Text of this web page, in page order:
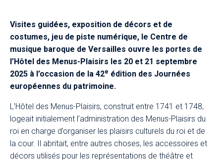
Visites guidées, exposition de décors et de
costumes, jeu de piste numérique, le Centre de
musique baroque de Versailles ouvre les portes de
l’Hôtel des Menus-Plaisirs les 20 et 21 septembre
2025 à l’occasion de la 42e édition des Journées
européennes du patrimoine.​
L’Hôtel des Menus-Plaisirs, construit entre 1741 et 1748,
logeait initialement l’administration des Menus-Plaisirs du
roi en charge d’organiser les plaisirs culturels du roi et de
la cour. Il abritait, entre autres choses, les accessoires et
décors utilisés pour les représentations de théâtre et